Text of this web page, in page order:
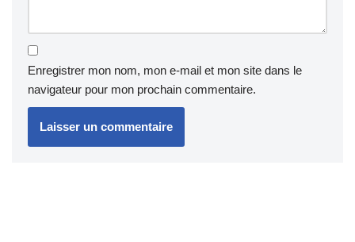
Enregistrer mon nom, mon e-mail et mon site dans le
navigateur pour mon prochain commentaire.